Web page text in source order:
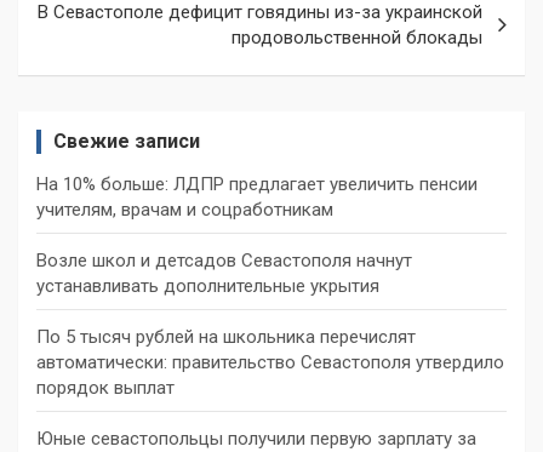
В Севастополе дефицит говядины из-за украинской
продовольственной блокады
Свежие записи
На 10% больше: ЛДПР предлагает увеличить пенсии
учителям, врачам и соцработникам
Возле школ и детсадов Севастополя начнут
устанавливать дополнительные укрытия
По 5 тысяч рублей на школьника перечислят
автоматически: правительство Севастополя утвердило
порядок выплат
Юные севастопольцы получили первую зарплату за